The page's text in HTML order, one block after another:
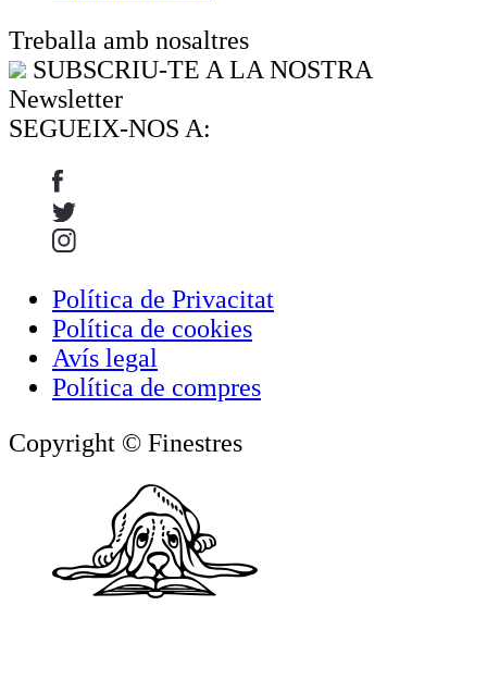
Treballa amb nosaltres
SUBSCRIU-TE A LA NOSTRA
Newsletter
SEGUEIX-NOS A:
Política de Privacitat
Política de cookies
Avís legal
Política de compres
Copyright © Finestres